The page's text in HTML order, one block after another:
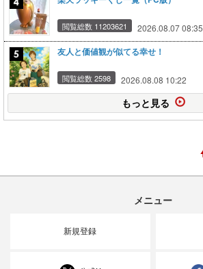
閲覧総数 11203621 2026.08.07 08:35
友人と価値観が似てる幸せ！
閲覧総数 2598 2026.08.08 10:22
もっと見る
メニュー
新規登録